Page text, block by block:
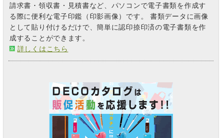
請求書・領収書・見積書など、パソコンで電子書類を作成す
る際に便利な電子印鑑（印影画像）です。 書類データに画像
として貼り付けるだけで、簡単に認印捺印済の電子書類を作
成することができます。
詳しくはこちら